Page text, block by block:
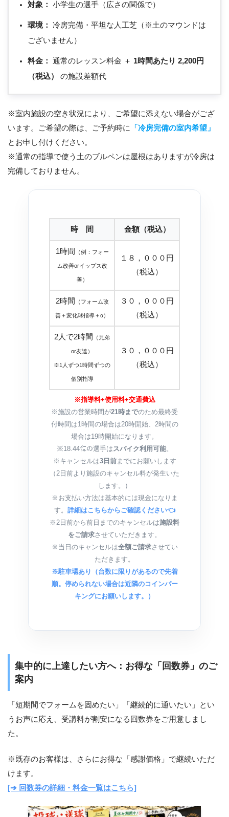
対象： 小学生の選手（広さの関係で）
環境：
冷房完備・平坦な人工芝（※土のマウンドは
ございません）
料金： 通常のレッスン料金 ＋ 1時間あたり 2,200円
（税込）
の施設差額代
※室内施設の空き状況により、ご希望に添えない場合がござ
います。ご希望の際は、ご予約時に
「冷房完備の室内希望」
とお申し付けください。
※通常の指導で使う土のブルペンは屋根はありますが冷房は
完備しておりません。
時 間 金額（税込）
1時間 （例：フォー
ム改善orイップス改
善）
１８，０００円
（税込）
2時間 （フォーム改
善＋変化球指導＋α）
３０，０００円
（税込）
2人で2時間 （兄弟
or友達）
※1人ずつ1時間ずつの
個別指導
３０，０００円
（税込）
※指導料+使用料+交通費込
※施設の営業時間が21時までのため最終受
付時間は1時間の場合は20時開始、2時間の
場合は19時開始になります。
※18.44㍍の選手はスパイク利用可能。
※キャンセルは3日前までにお願いします
（2日前より施設のキャンセル料が発生いた
します。）
※お支払い方法は基本的には現金になりま
す。 詳細はこちらからご確認ください👈
※2日前から前日までのキャンセルは施設料
をご請求させていただきます。
※当日のキャンセルは全額ご請求させてい
ただきます。
※駐車場あり（台数に限りがあるので先着
順。停められない場合は近隣のコインパー
キングにお願いします。）
集中的に上達したい方へ：お得な「回数券」のご
案内
「短期間でフォームを固めたい」「継続的に通いたい」とい
うお声に応え、受講料が割安になる回数券をご用意しまし
た。
※既存のお客様は、さらにお得な「感謝価格」で継続いただ
けます。
[➔ 回数券の詳細・料金一覧はこちら]